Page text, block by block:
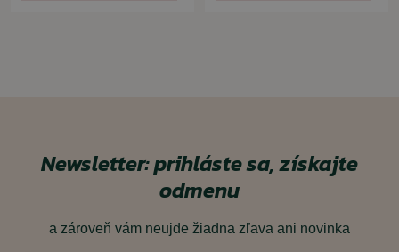
Newsletter: prihláste sa, získajte
odmenu
a zároveň vám neujde žiadna zľava ani novinka